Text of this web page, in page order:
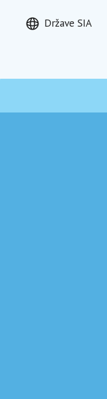
Države SIA